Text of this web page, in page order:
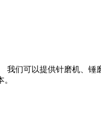
我们可以提供针磨机、